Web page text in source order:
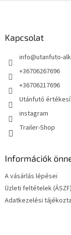
Kapcsolat
info@utanfuto-
+36706267696
+36706217696
Utánfutó
instagram
Trailer-Shop
Információk
A vásárlás lépései
Üzleti feltételek (ÁSZF)
Adatkezelési